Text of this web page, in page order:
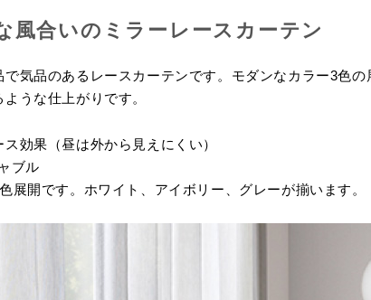
風合いのミラーレースカーテン
気品のあるレースカーテンです。モダンなカラー3色の
うな仕上がりです。
ス効果（昼は外から見えにくい）
ブル
展開です。ホワイト、アイボリー、グレーが揃います。